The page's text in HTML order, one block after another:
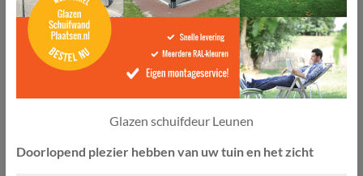
Glazen schuifdeur Leunen
Doorlopend plezier hebben van uw tuin en het zicht